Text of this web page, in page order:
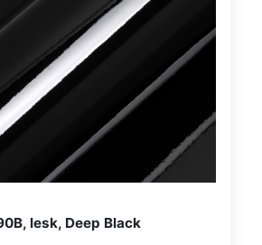
lesk, Deep Black